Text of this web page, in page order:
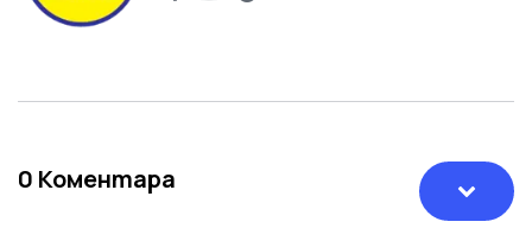
0 Коментара